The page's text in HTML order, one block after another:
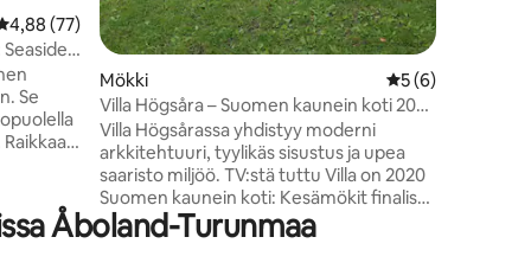
arvio 4,88/5, 77 arvostelua
4,88 (77)
Se
Mökki Keskimääräinen
5 (6)
Villa Högsåra – Suomen kaunein koti 2020
-finalisti
Villa Högsårassa yhdistyy moderni
arkkitehtuuri, tyylikäs sisustus ja upea
saaristo miljöö. TV:stä tuttu Villa on 2020
Suomen kaunein koti: Kesämökit finalisti.
Suuret ikkunat avaavat upean
merinäköalan suoraan olohuoneesta.
Åboland-Turunmaa